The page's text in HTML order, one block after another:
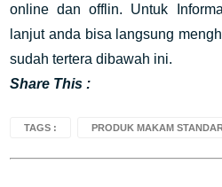
online dan offlin. Untuk
lanjut anda bisa langsung
sudah tertera dibawah ini.
Share This :
TAGS : PRODUK MAKAM